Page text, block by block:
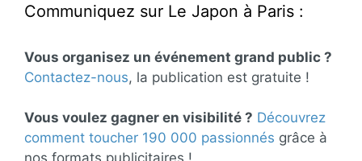
Communiquez sur Le Japon à Paris :
Vous organisez un événement grand public ?
Contactez-nous, la publication est gratuite !
Vous voulez gagner en visibilité ? Découvrez
comment toucher 190 000 passionnés grâce à
nos formats publicitaires !